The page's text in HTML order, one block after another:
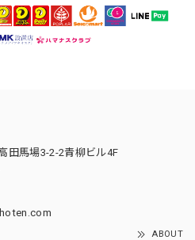
田馬場3-2-2青柳ビル4F
ABOUT